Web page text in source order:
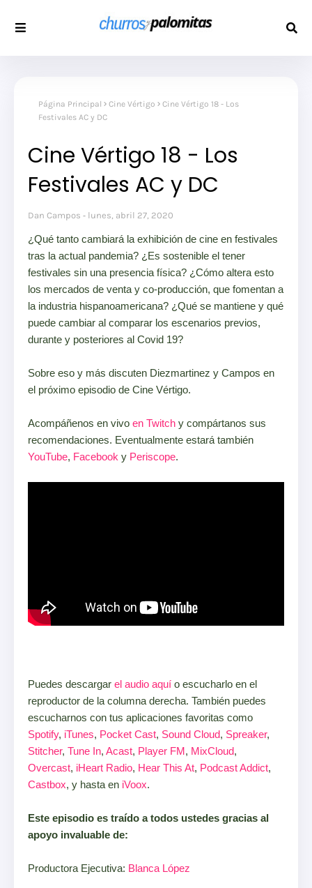
Página Principal Cine Vértigo
Cine Vértigo 18 - Los
Festivales AC y DC
Cine Vértigo 18 - Los
Festivales AC y DC
Dan Campos lunes, abril 27, 2020
Descripción:
¿Qué tanto cambiará la exhibición de cine en festivales
tras la actual pandemia? ¿Es sostenible el tener
festivales sin una presencia física? ¿Cómo altera esto
los mercados de venta y co-producción, que fomentan a
la industria hispanoamericana? ¿Qué se mantiene y qué
puede cambiar al comparar los escenarios previos,
durante y posteriores al Covid 19?
Sobre eso y más discuten Diezmartinez y Campos en
el próximo episodio de Cine Vértigo.
Acompáñenos en vivo en Twitch y compártanos sus
recomendaciones. Eventualmente estará también
YouTube, Facebook y Periscope.
Puedes descargar el audio aquí o escucharlo en el
reproductor de la columna derecha. También puedes
escucharnos con tus aplicaciones favoritas como
Spotify, iTunes, Pocket Cast, Sound Cloud, Spreaker,
Stitcher, Tune In, Acast, Player FM, MixCloud,
Overcast, iHeart Radio, Hear This At, Podcast Addict,
Castbox, y hasta en iVoox.
Este episodio es traído a todos ustedes gracias al
apoyo invaluable de:
Productora Ejecutiva: Blanca López